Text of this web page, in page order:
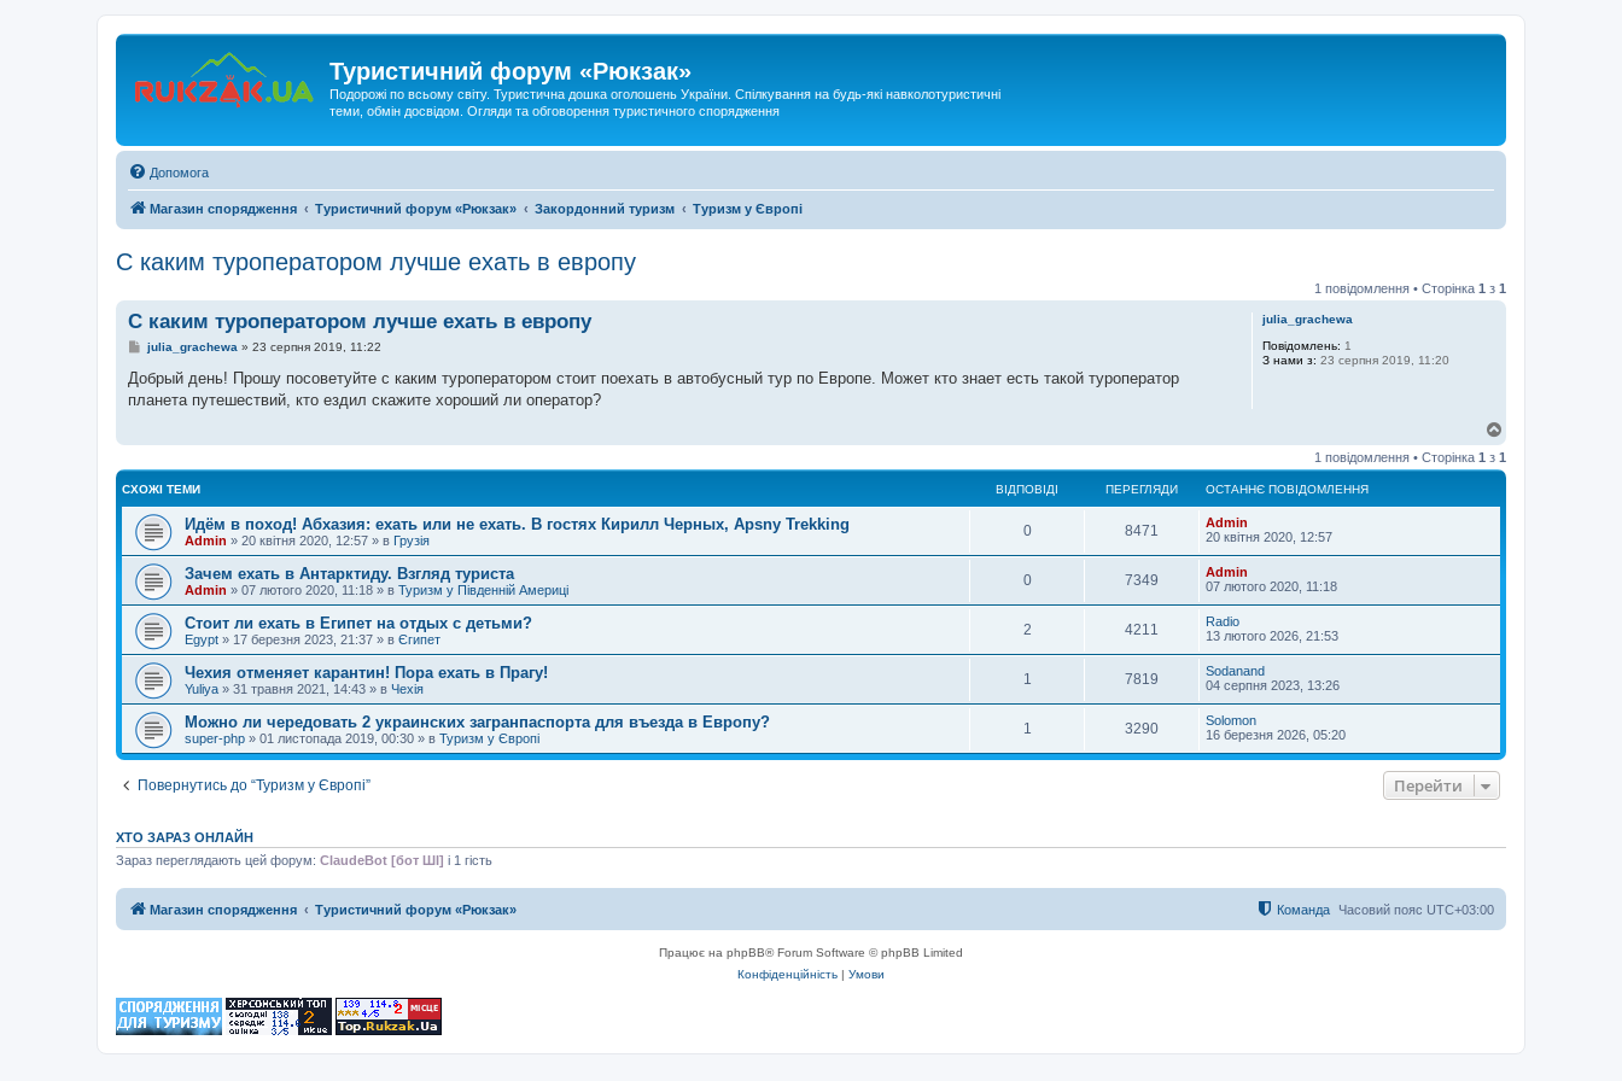
Туристичний форум «Рюкзак»
Подорожі по всьому світу. Туристична дошка оголошень України. Спілкування на будь-які навколотуристичні
теми, обмін досвідом. Огляди та обговорення туристичного спорядження
Допомога
Магазин спорядження Туристичний форум «Рюкзак» Закордонний туризм Туризм у Європі
C каким туроператором лучше ехать в европу
1 повідомлення • Сторінка 1 з 1
julia_grachewa
Повідомлень: 1
З нами з: 23 серпня 2019, 11:20
C каким туроператором лучше ехать в европу
П
в
д
л
н
н
я
julia_grachewa » 23 серпня 2019, 11:22
Добрый день! Прошу посоветуйте с каким туроператором стоит поехать в автобусный тур по Европе. Может кто знает есть такой туроператор
планета путешествий, кто ездил скажите хороший ли оператор?
г
о
1 повідомлення • Сторінка 1 з 1
СХОЖІ ТЕМИ ВІДПОВІДІ ПЕРЕГЛЯДИ ОСТАННЄ ПОВІДОМЛЕННЯ
Идём в поход! Абхазия: ехать или не ехать. В гостях Кирилл Черных, Apsny Trekking
Admin » 20 квітня 2020, 12:57 » в Грузія
0 8471
Admin
20 квітня 2020, 12:57
Зачем ехать в Антарктиду. Взгляд туриста
Admin » 07 лютого 2020, 11:18 » в Туризм у Південній Америці
0 7349
Admin
07 лютого 2020, 11:18
Стоит ли ехать в Египет на отдых с детьми?
Egypt » 17 березня 2023, 21:37 » в Єгипет
2 4211
Radio
13 лютого 2026, 21:53
Чехия отменяет карантин! Пора ехать в Прагу!
Yuliya » 31 травня 2021, 14:43 » в Чехія
1 7819
Sodanand
04 серпня 2023, 13:26
Можно ли чередовать 2 украинских загранпаспорта для въезда в Европу?
super-php » 01 листопада 2019, 00:30 » в Туризм у Європі
1 3290
Solomon
16 березня 2026, 05:20
Повернутись до “Туризм у Європі” Перейти
ХТО ЗАРАЗ ОНЛАЙН
Зараз переглядають цей форум: ClaudeBot [бот ШІ] і 1 гість
Магазин спорядження Туристичний форум «Рюкзак» Часовий пояс UTC+03:00
Команда
Працює на phpBB® Forum Software © phpBB Limited
Конфіденційність | Умови